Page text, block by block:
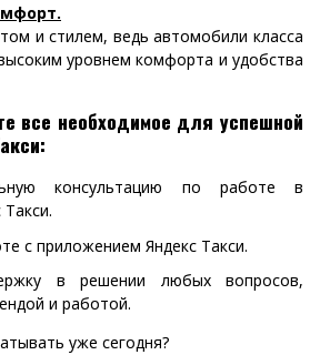
и стилем, ведь автомобили класса
уровнем комфорта и удобства
все необходимое для успешной
консультацию по работе в
Такси.
с приложением Яндекс Такси.
в решении любых вопросов,
и работой.
уже сегодня?